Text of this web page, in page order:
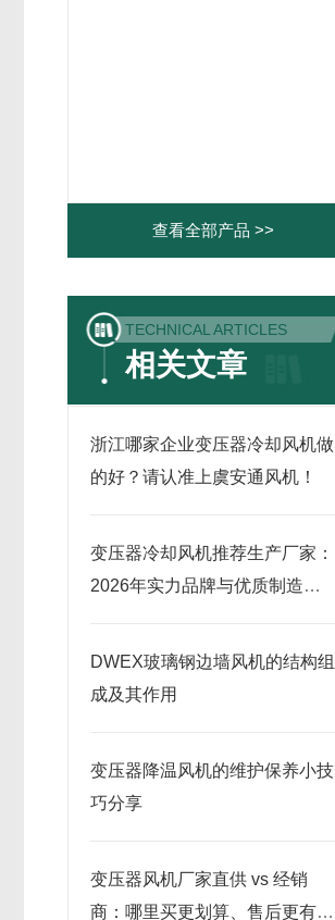
查看全部产品 >>
TECHNICAL ARTICLES
相关文章
浙江哪家企业变压器冷却风机做
的好？请认准上虞安通风机！
变压器冷却风机推荐生产厂家：
2026年实力品牌与优质制造商
DWEX玻璃钢边墙风机的结构组
成及其作用
变压器降温风机的维护保养小技
巧分享
变压器风机厂家直供 vs 经销
商：哪里买更划算、售后更有保